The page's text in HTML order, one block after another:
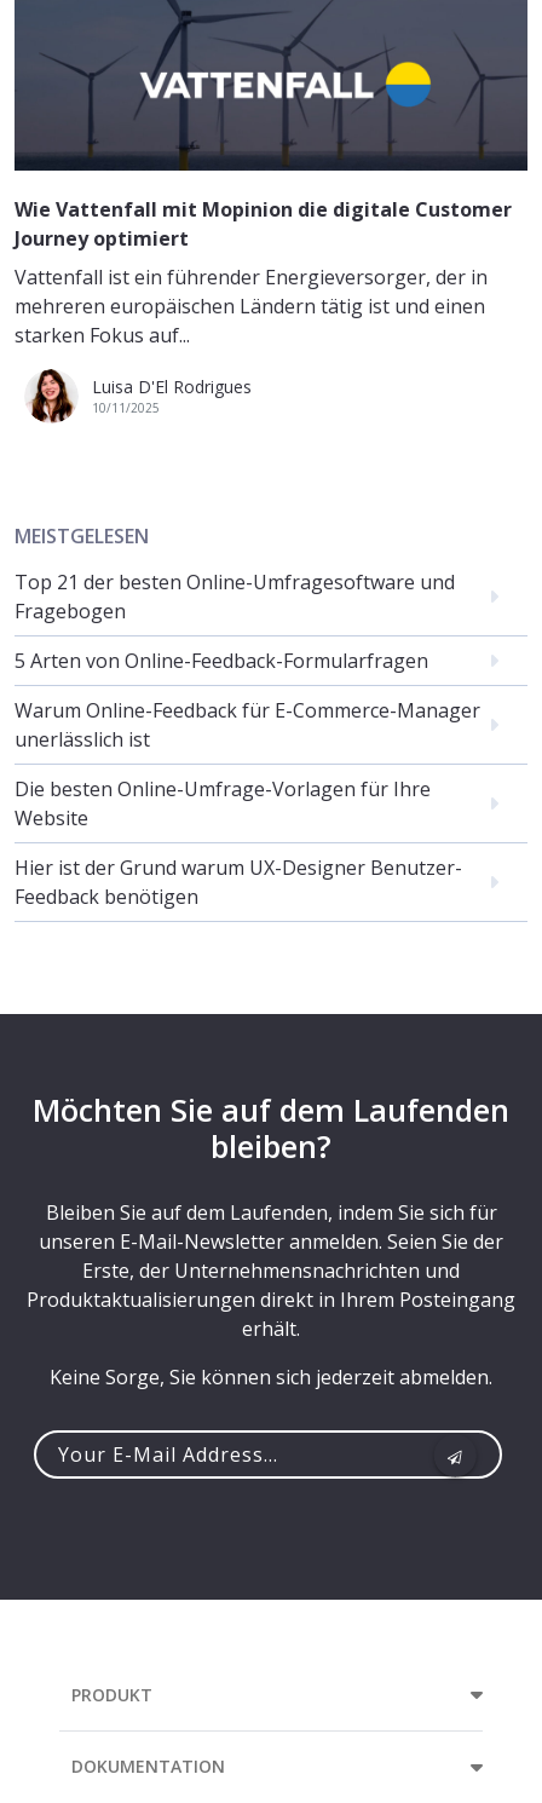
Wie Vattenfall mit Mopinion die digitale Customer
Journey optimiert
Vattenfall ist ein führender Energieversorger, der in
mehreren europäischen Ländern tätig ist und einen
starken Fokus auf...
Luisa D'El Rodrigues
10/11/2025
MEISTGELESEN
Top 21 der besten Online-Umfragesoftware und
Fragebogen
5 Arten von Online-Feedback-Formularfragen
Warum Online-Feedback für E-Commerce-Manager
unerlässlich ist
Die besten Online-Umfrage-Vorlagen für Ihre
Website
Hier ist der Grund warum UX-Designer Benutzer-
Feedback benötigen
Möchten Sie auf dem Laufenden
bleiben?
Bleiben Sie auf dem Laufenden, indem Sie sich für
unseren E-Mail-Newsletter anmelden. Seien Sie der
Erste, der Unternehmensnachrichten und
Produktaktualisierungen direkt in Ihrem Posteingang
erhält.
Keine Sorge, Sie können sich jederzeit abmelden.
PRODUKT
DOKUMENTATION